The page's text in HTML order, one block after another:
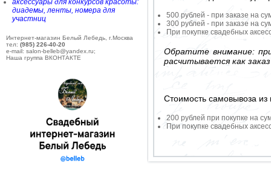
аксессуары для конкурсов красоты:
диадемы, ленты, номера для
участниц
Интернет-магазин Белый Лебедь, г.Москва
тел: (985) 226-40-20
e-mail: salon-belleb@yandex.ru;
Наша группа ВКОНТАКТЕ
500 рублей - при заказе на
300 рублей - при заказе на
При покупке свадебных
Обратите внимание:
расчитывается как
Стоимость самовывоза из
200 рублей при покупке на
При покупке свадебных